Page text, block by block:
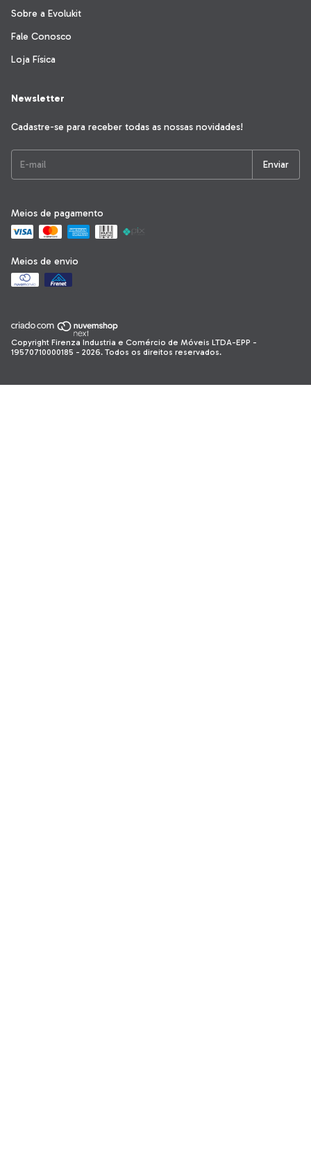
Sobre a Evolukit
Fale Conosco
Loja Física
Newsletter
Cadastre-se para receber todas as nossas novidades!
Meios de pagamento
Meios de envio
Copyright Firenza Industria e Comércio de Móveis LTDA-EPP -
19570710000185 - 2026. Todos os direitos reservados.